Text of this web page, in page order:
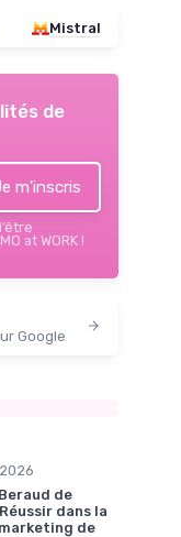
Mistral
de
m'inscris
at WORK !
Google
de
dans la
de